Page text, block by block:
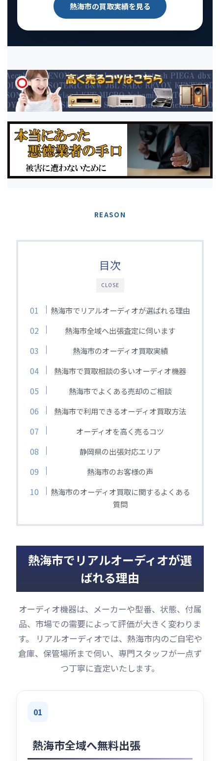
熱海市の買取実績を見る
REASON
CLOSE
目次
熱海市でリアルオーディオが選ばれる理由
熱海市全域へ出張査定に伺います
熱海市のオーディオ買取実績
熱海市で買取相談の多いオーディオ機器
熱海市でよくある売却のご相談
熱海市で利用できるオーディオ買取方法
オーディオを高く売るコツ
静岡県の出張対応エリア
熱海市のお客様の声
熱海市のオーディオ買取に関するよくある
質問
熱海市でリアルオーディオが選
ばれる理由
オーディオ機器は、メーカーや型番、状態、付属
品、市場での需要によって評価が大きく変わりま
す。 リアルオーディオでは、熱海市内のご自宅や
倉庫、保管場所まで伺い、専門スタッフが一点ず
つ丁寧に査定いたします。
01
熱海市全域へ無料出張